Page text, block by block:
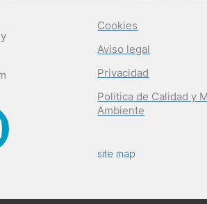
Cookies
Aviso legal
Privacidad
Politica de Calidad y
Ambiente
site map